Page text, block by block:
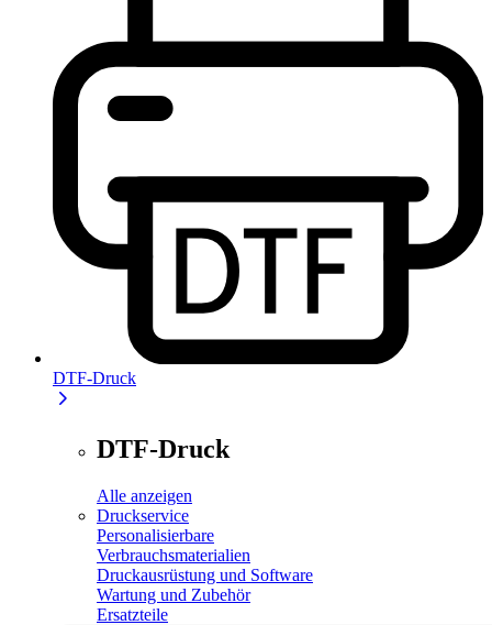
DTF-Druck
DTF-Druck
Alle anzeigen
Druckservice
Personalisierbare
Verbrauchsmaterialien
Druckausrüstung und Software
Wartung und Zubehör
Ersatzteile